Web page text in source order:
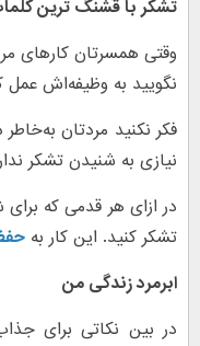
تشکر با قشنگ ‌ترین
وقتی همسرتان کارهای
نگویید به وظیفه‌اش عمل
فکر نکنید مردتان
نیازی به شنیدن تشکر
در ازای هر قدمی که
تشکر کنید. این کار به
ابرمرد زندگی من
در بین نکاتی برای